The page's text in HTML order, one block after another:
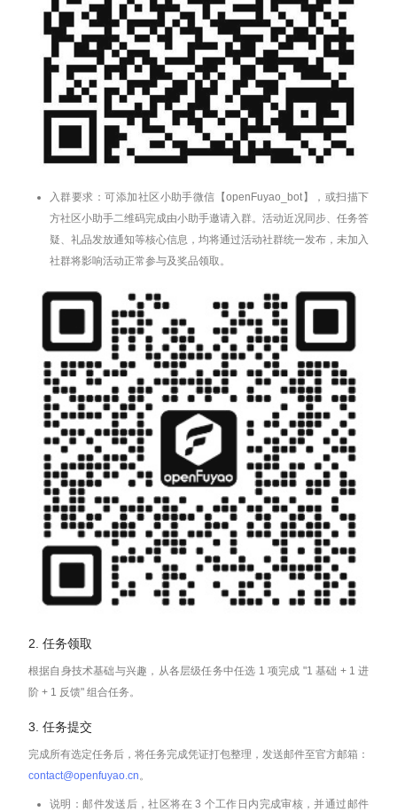
入群要求：可添加社区小助手微信【openFuyao_bot】，或扫描下
方社区小助手二维码完成由小助手邀请入群。活动近况同步、任务答
疑、礼品发放通知等核心信息，均将通过活动社群统一发布，未加入
社群将影响活动正常参与及奖品领取。
2. 任务领取
根据自身技术基础与兴趣，从各层级任务中任选 1 项完成 "1 基础 + 1 进
阶 + 1 反馈" 组合任务。
3. 任务提交
完成所有选定任务后，将任务完成凭证打包整理，发送邮件至官方邮箱：
contact@openfuyao.cn。
说明：邮件发送后，社区将在 3 个工作日内完成审核，并通过邮件